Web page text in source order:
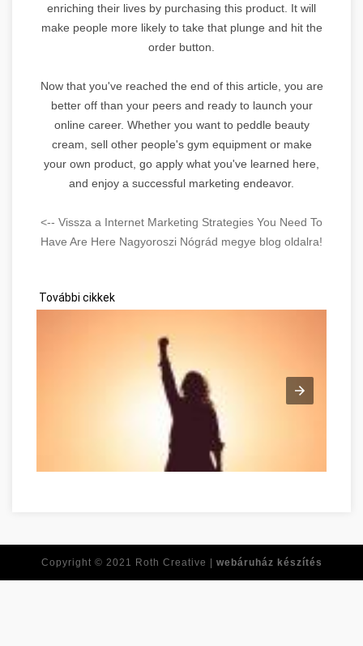
enriching their lives by purchasing this product. It will
make people more likely to take that plunge and hit the
order button.
Now that you've reached the end of this article, you are
better off than your peers and ready to launch your
online career. Whether you want to peddle beauty
cream, sell other people's gym equipment or make
your own product, go apply what you've learned here,
and enjoy a successful marketing endeavor.
<-- Vissza a Internet Marketing Strategies You Need To
Have Are Here Nagyoroszi Nógrád megye blog oldalra!
További cikkek
Copyright © 2021 Roth Creative | webáruház készítés